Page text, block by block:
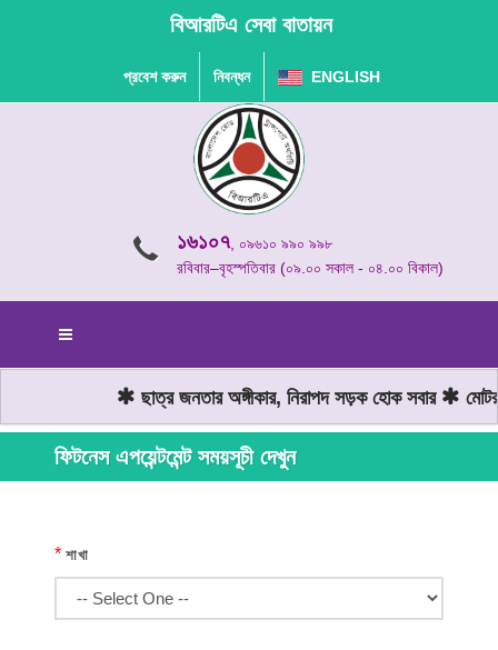
বিআরটিএ সেবা বাতায়ন
প্রবেশ করুন নিবন্ধন ENGLISH
১৬১০৭, ০৯৬১০ ৯৯০ ৯৯৮
রবিবার–বৃহস্পতিবার (০৯.০০ সকাল - ০৪.০০ বিকাল)
ছাত্র জনতার অঙ্গীকার, নিরাপদ সড়ক হোক সবার
ফিটনেস এপয়েন্টমেন্ট সময়সূচী দেখুন
* শাখা